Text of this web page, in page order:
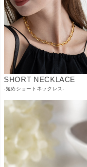
SHORT NECKLACE
-短めショートネックレス-